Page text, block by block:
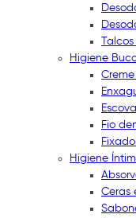
Higiene
Fio
Higiene
Ceras